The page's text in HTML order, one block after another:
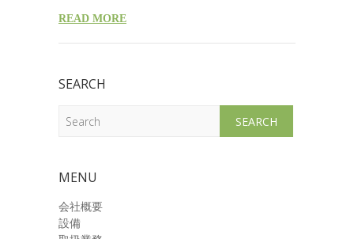
READ MORE
SEARCH
MENU
会社概要
設備